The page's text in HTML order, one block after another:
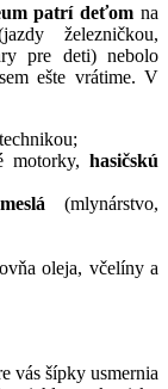
patrí deťom na
železničkou,
pre deti) nebolo
ešte vrátime. V
motorky, hasičskú
(mlynárstvo,
oleja, včelíny a
vás šípky usmernia